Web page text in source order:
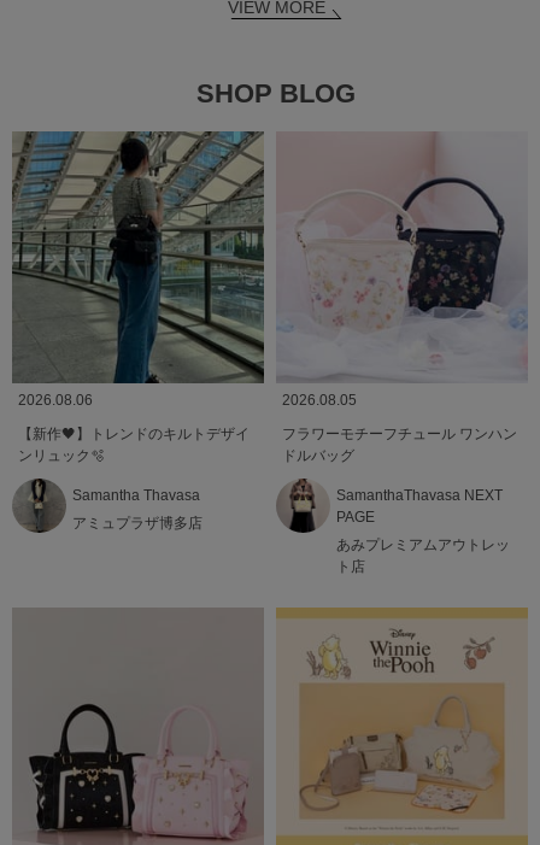
VIEW MORE
SHOP BLOG
2026.08.06
【新作🖤】トレンドのキルトデザイ
ンリュック🫧
Samantha Thavasa
アミュプラザ博多店
2026.08.05
フラワーモチーフチュール ワンハン
ドルバッグ
SamanthaThavasa NEXT
PAGE
あみプレミアムアウトレッ
ト店